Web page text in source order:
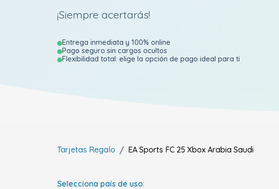
¡Siempre acertarás!
Entrega inmediata y 100% online
Pago seguro sin cargos ocultos
Flexibilidad total: elige la opción de pago ideal para ti
Tarjetas Regalo EA Sports FC 25 Xbox Arabia Saudi
Selecciona país de uso: